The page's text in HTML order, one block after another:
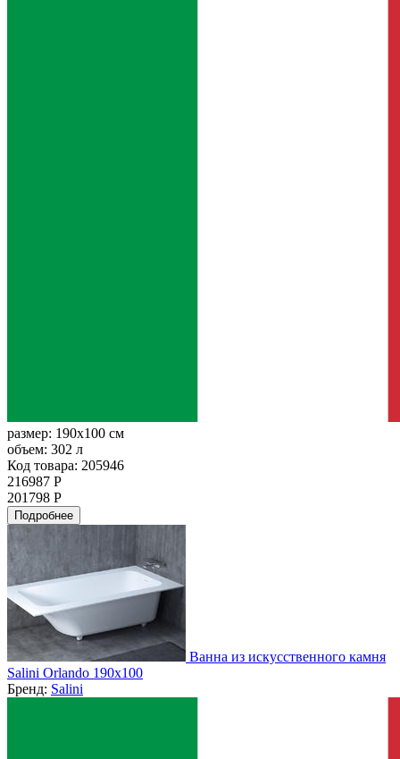
размер: 190x100 см
объем: 302 л
Код товара: 205946
216987 Р
201798 Р
Подробнее
Ванна из искусственного камня
Salini Orlando 190x100
Бренд: Salini